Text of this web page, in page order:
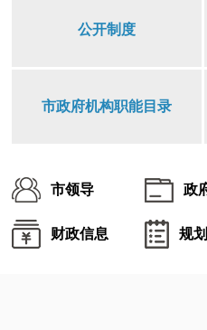
公开制度
市政府机构职能目录
市领导 政
财政信息 规